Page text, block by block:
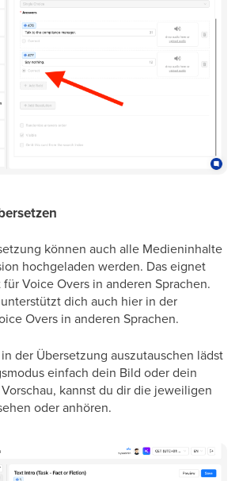
können auch alle Medieninhalte
hochgeladen werden. Das eignet
Voice Overs in anderen Sprachen.
dich auch hier in der
Overs in anderen Sprachen.
der Übersetzung auszutauschen lädst
einfach dein Bild oder dein
kannst du dir die jeweiligen
oder anhören.